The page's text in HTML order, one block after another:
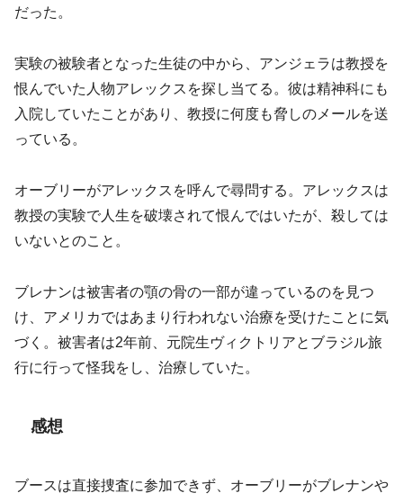
だった。
実験の被験者となった生徒の中から、アンジェラは教授を
恨んでいた人物アレックスを探し当てる。彼は精神科にも
入院していたことがあり、教授に何度も脅しのメールを送
っている。
オーブリーがアレックスを呼んで尋問する。アレックスは
教授の実験で人生を破壊されて恨んではいたが、殺しては
いないとのこと。
ブレナンは被害者の顎の骨の一部が違っているのを見つ
け、アメリカではあまり行われない治療を受けたことに気
づく。被害者は2年前、元院生ヴィクトリアとブラジル旅
行に行って怪我をし、治療していた。
感想
ブースは直接捜査に参加できず、オーブリーがブレナンや